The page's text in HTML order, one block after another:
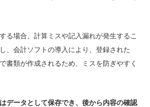
る場合、計算ミスや記入漏れが発生するこ
、会計ソフトの導入により、登録された
書類が作成されるため、ミスを防ぎやすく
データとして保存でき、後から内容の確認